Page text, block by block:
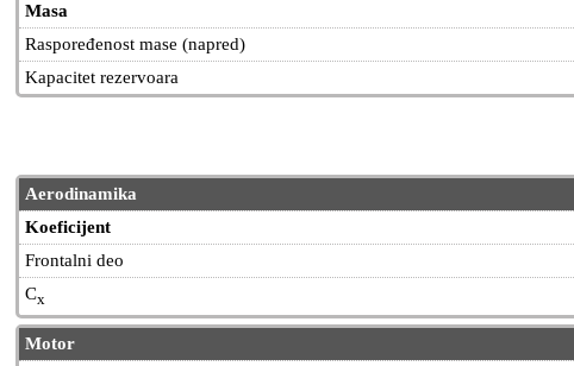
Masa
Raspoređenost mase (napred)
Kapacitet rezervoara
Aerodinamika
Koeficijent
Frontalni deo
Cx
Motor